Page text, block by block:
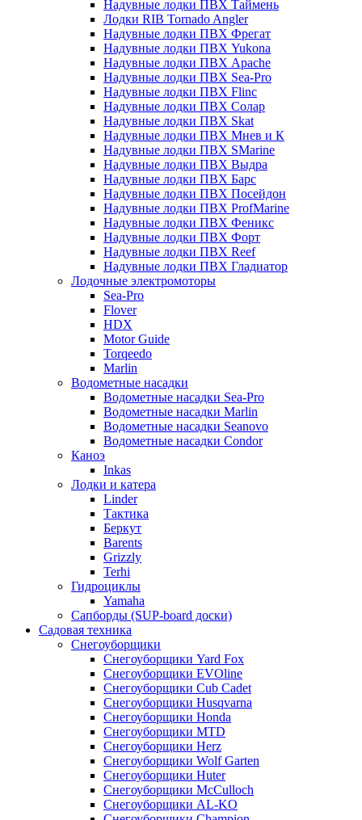
Надувные лодки ПВХ Таймень
Лодки RIB Tornado Angler
Надувные лодки ПВХ Фрегат
Надувные лодки ПВХ Yukona
Надувные лодки ПВХ Apache
Надувные лодки ПВХ Sea-Pro
Надувные лодки ПВХ Flinc
Надувные лодки ПВХ Солар
Надувные лодки ПВХ Skat
Надувные лодки ПВХ Мнев и К
Надувные лодки ПВХ SMarine
Надувные лодки ПВХ Выдра
Надувные лодки ПВХ Барс
Надувные лодки ПВХ Посейдон
Надувные лодки ПВХ ProfMarine
Надувные лодки ПВХ Феникс
Надувные лодки ПВХ Форт
Надувные лодки ПВХ Reef
Надувные лодки ПВХ Гладиатор
Лодочные электромоторы
Sea-Pro
Flover
HDX
Motor Guide
Torqeedo
Marlin
Водометные насадки
Водометные насадки Sea-Pro
Водометные насадки Marlin
Водометные насадки Seanovo
Водометные насадки Condor
Каноэ
Inkas
Лодки и катера
Linder
Тактика
Беркут
Barents
Grizzly
Terhi
Гидроциклы
Yamaha
Сапборды (SUP-board доски)
Садовая техника
Снегоуборщики
Снегоуборщики Yard Fox
Снегоуборщики EVOline
Снегоуборщики Cub Cadet
Снегоуборщики Husqvarna
Снегоуборщики Honda
Снегоуборщики MTD
Снегоуборщики Herz
Снегоуборщики Wolf Garten
Снегоуборщики Huter
Снегоуборщики McCulloch
Снегоуборщики AL-KO